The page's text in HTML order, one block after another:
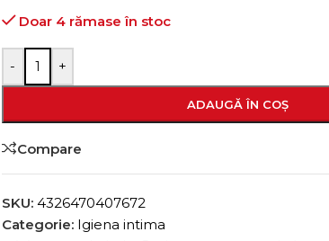
Doar 4 rămase în stoc
- +
ADAUGĂ ÎN COȘ
Compare
SKU: 4326470407672
Categorie: Igiena intima